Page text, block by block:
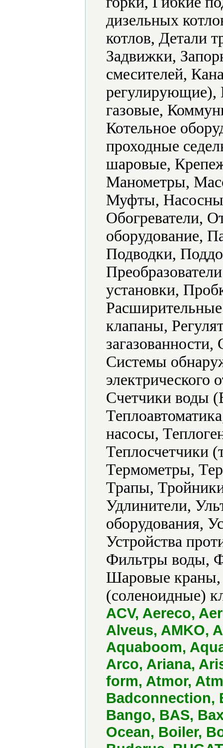
дизельных
котлов, Детали
Задвижки,
смесителей,
регулирующие),
газовые,
Котельное
проходные
шаровые,
Манометры,
Муфты,
Обогреватели,
оборудование,
Подводки,
установки,
клапаны,
Системы
Счетчики воды
насосы,
Теплосчетчики
Термометры,
Трапы,
Удлинители,
оборудования,
Устройства
Фильтры воды,
Шаровые
(соленоидные)
ACV, Aereco,
Alveus, AMKO,
Aquaboom,
Arco, Ariana,
form, Atmor,
Badconnection,
Bango, BAS,
Ocean, Boiler,